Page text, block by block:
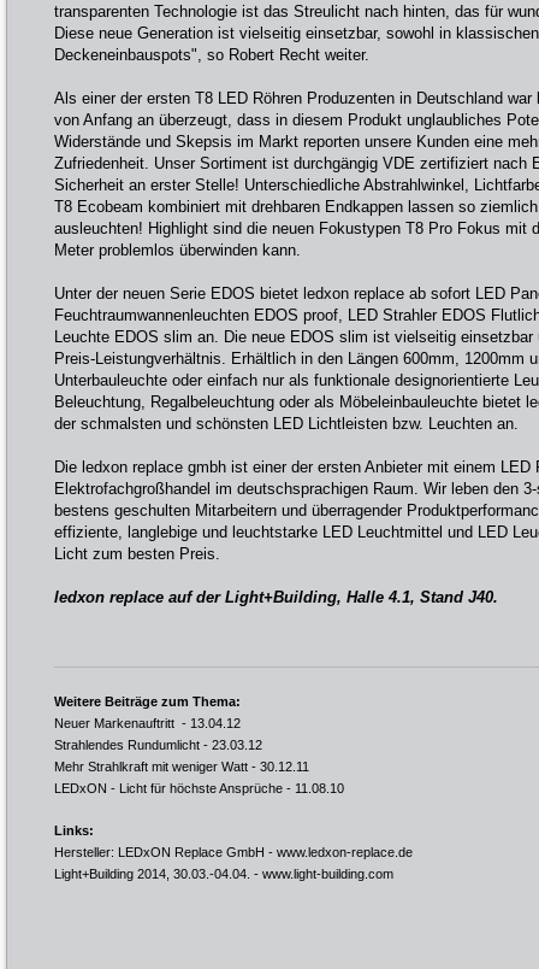
transparenten Technologie ist das Streulicht nach hinten, das für
Diese neue Generation ist vielseitig einsetzbar, sowohl in
Deckeneinbauspots", so Robert Recht weiter.
Als einer der ersten T8 LED Röhren Produzenten in Deutschland
von Anfang an überzeugt, dass in diesem Produkt unglaubliches
Widerstände und Skepsis im Markt reporten unsere Kunden eine
Zufriedenheit. Unser Sortiment ist durchgängig VDE zertifiziert nach
Sicherheit an erster Stelle! Unterschiedliche Abstrahlwinkel,
T8 Ecobeam kombiniert mit drehbaren Endkappen lassen so
ausleuchten! Highlight sind die neuen Fokustypen T8 Pro Fokus mit
Meter problemlos überwinden kann.
Unter der neuen Serie EDOS bietet ledxon replace ab sofort LED
Feuchtraumwannenleuchten EDOS proof, LED Strahler EDOS
Leuchte EDOS slim an. Die neue EDOS slim ist vielseitig
Preis-Leistungverhältnis. Erhältlich in den Längen 600mm, 1200mm
Unterbauleuchte oder einfach nur als funktionale designorientierte
Beleuchtung, Regalbeleuchtung oder als Möbeleinbauleuchte bietet
der schmalsten und schönsten LED Lichtleisten bzw. Leuchten an.
Die ledxon replace gmbh ist einer der ersten Anbieter mit einem
Elektrofachgroßhandel im deutschsprachigen Raum. Wir leben den
bestens geschulten Mitarbeitern und überragender
effiziente, langlebige und leuchtstarke LED Leuchtmittel und LED
Licht zum besten Preis.
ledxon replace auf der Light+Building, Halle 4.1, Stand J40.
Weitere Beiträge zum Thema:
Neuer Markenauftritt - 13.04.12
Strahlendes Rundumlicht - 23.03.12
Mehr Strahlkraft mit weniger Watt - 30.12.11
LEDxON - Licht für höchste Ansprüche - 11.08.10
Links:
Hersteller: LEDxON Replace GmbH - www.ledxon-replace.de
Light+Building 2014, 30.03.-04.04. - www.light-building.com